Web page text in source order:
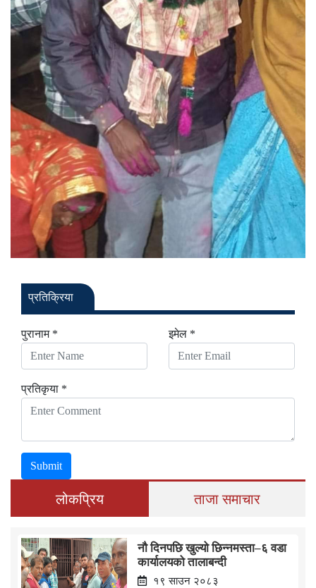
प्रतिक्रिया
पुरानाम * इमेल *
प्रतिकृया *
Submit
लोकप्रिय ताजा समाचार
नौ दिनपछि खुल्यो छिन्नमस्ता–६ वडा
कार्यालयको तालाबन्दी
१९ साउन २०८३